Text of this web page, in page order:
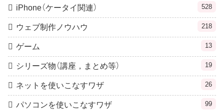
iPhone（ケータイ関連） 528
ウェブ制作ノウハウ 218
ゲーム 13
シリーズ物（講座，まとめ等） 19
ネットを使いこなすワザ 26
パソコンを使いこなすワザ 99